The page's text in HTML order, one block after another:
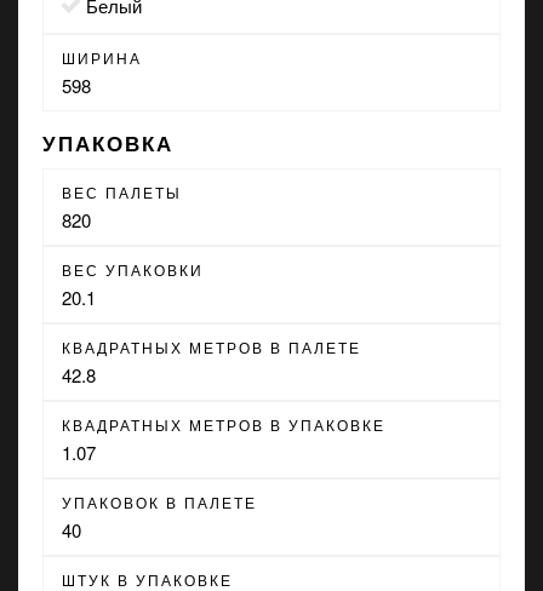
белый
ШИРИНА
598
УПАКОВКА
ВЕС ПАЛЕТЫ
820
ВЕС УПАКОВКИ
20.1
КВАДРАТНЫХ МЕТРОВ В ПАЛЕТЕ
42.8
КВАДРАТНЫХ МЕТРОВ В УПАКОВКЕ
1.07
УПАКОВОК В ПАЛЕТЕ
40
ШТУК В УПАКОВКЕ